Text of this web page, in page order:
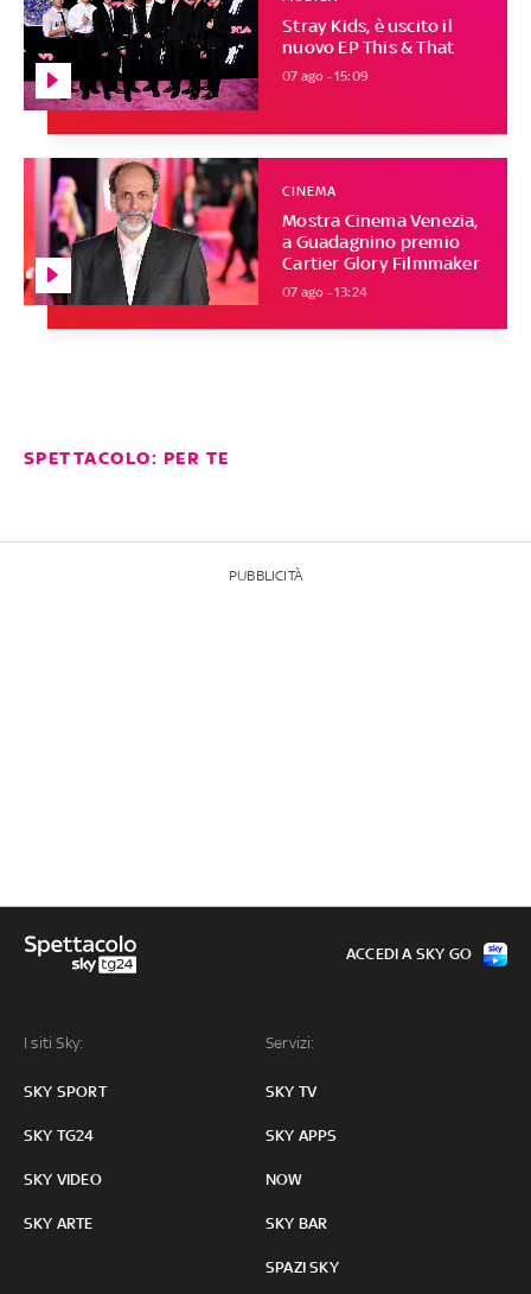
Stray Kids, è uscito il
nuovo EP This & That
07 ago - 15:09
Mostra Cinema Venezia,
a Guadagnino premio
Cartier Glory Filmmaker
CINEMA
07 ago - 13:24
SPETTACOLO: PER TE
PUBBLICITÀ
I siti Sky:
SKY SPORT
SKY TG24
SKY VIDEO
SKY ARTE
Servizi:
SKY TV
SKY APPS
NOW
SKY BAR
SPAZI SKY
ACCEDI A SKY GO